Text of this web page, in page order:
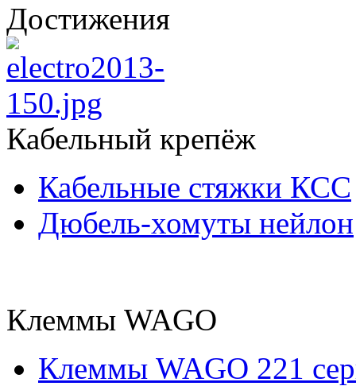
Достижения
Кабельный крепёж
Кабельные стяжки КСС
Дюбель-хомуты нейлон
Клеммы WAGO
Клеммы WAGO 221